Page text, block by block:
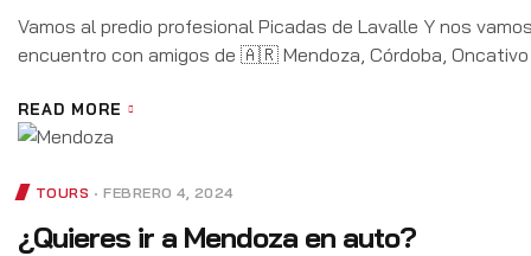
Vamos al predio profesional Picadas de Lavalle Y nos
encuentro con amigos de 🇦🇷 Mendoza, Córdoba,
READ MORE
TOURS FEBRERO 4, 2024
¿Quieres ir a Mendoza en auto?